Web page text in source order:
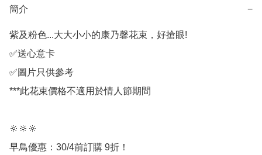
簡介 −
紫及粉色...大大小小的康乃馨花束，好搶眼!
✅送心意卡
✅圖片只供參考
***此花束價格不適用於情人節期間
🔆🔆🔆
早鳥優惠：30/4前訂購 9折！